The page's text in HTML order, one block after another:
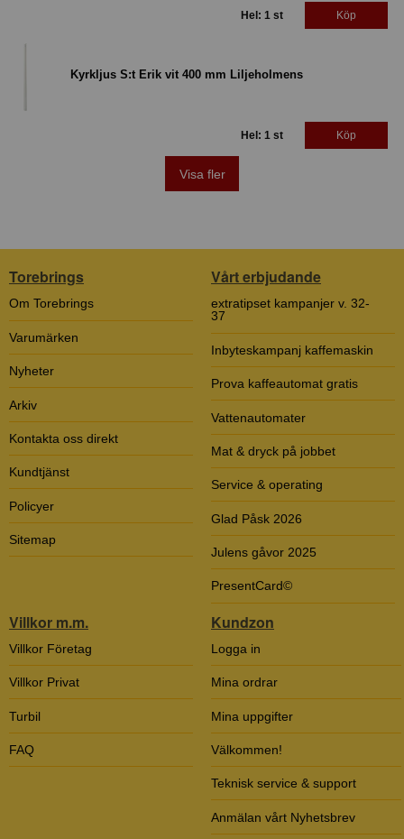
Hel: 1 st Köp
Kyrkljus S:t Erik vit 400 mm Liljeholmens
Hel: 1 st Köp
Visa fler
Torebrings
Om Torebrings
Varumärken
Nyheter
Arkiv
Kontakta oss direkt
Kundtjänst
Policyer
Sitemap
Vårt erbjudande
extratipset kampanjer v. 32-
37
Inbyteskampanj kaffemaskin
Prova kaffeautomat gratis
Vattenautomater
Mat & dryck på jobbet
Service & operating
Glad Påsk 2026
Julens gåvor 2025
PresentCard©
Villkor m.m.
Villkor Företag
Villkor Privat
Turbil
FAQ
Kundzon
Logga in
Mina ordrar
Mina uppgifter
Välkommen!
Teknisk service & support
Anmälan vårt Nyhetsbrev